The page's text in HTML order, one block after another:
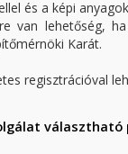
és a képi
van lehetőség,
Karát.
regisztrációval
választható